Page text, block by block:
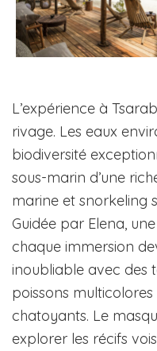
L’expérience à
rivage. Les eaux
biodiversité
sous-marin d’une
marine et snorkeling
Guidée par Elena,
chaque immersion
inoubliable avec des
poissons
chatoyants. Le
explorer les récifs